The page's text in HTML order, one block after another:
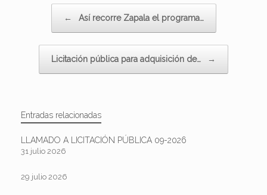
← Así recorre Zapala el programa…
Licitación pública para adquisición de… →
Entradas relacionadas
LLAMADO A LICITACIÓN PÚBLICA 09-2026
31 julio 2026
29 julio 2026